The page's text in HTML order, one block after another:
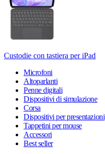
Custodie con tastiera per iPad
Microfoni
Altoparlanti
Penne digitali
Dispositivi di simulazione
Corsa
Dispositivi per presentazioni
Tappetini per mouse
Accessori
Best seller